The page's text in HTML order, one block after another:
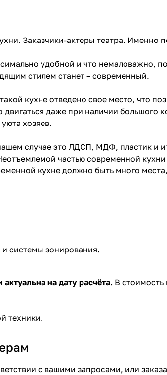
Заказчики-актеры театра. Именно
удобной и что немаловажно,
стилем станет – современный.
кухне отведено свое место, что
даже при наличии большого
хозяев.
случае это ЛДСП, МДФ, пластик и
частью современной кухни
кухне должно быть много
системы зонирования.
на дату расчёта. В стоимость
техники.
с вашими запросами, или